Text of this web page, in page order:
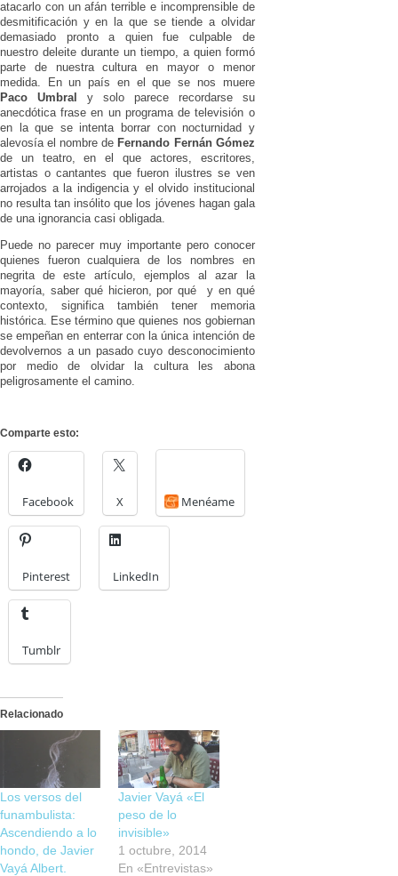
atacarlo con un afán terrible e incomprensible de
desmitificación y en la que se tiende a olvidar
demasiado pronto a quien fue culpable de
nuestro deleite durante un tiempo, a quien formó
parte de nuestra cultura en mayor o menor
medida. En un país en el que se nos muere
Paco Umbral
y solo parece recordarse su
anecdótica frase en un programa de televisión o
en la que se intenta borrar con nocturnidad y
alevosía el nombre de Fernando Fernán Gómez
de un teatro, en el que actores, escritores,
artistas o cantantes que fueron ilustres se ven
arrojados a la indigencia y el olvido institucional
no resulta tan insólito que los jóvenes hagan gala
de una ignorancia casi obligada.
Puede no parecer muy importante pero conocer
quienes fueron cualquiera de los nombres en
negrita de este artículo, ejemplos al azar la
mayoría, saber qué hicieron, por qué y en qué
contexto, significa también tener memoria
histórica. Ese término que quienes nos gobiernan
se empeñan en enterrar con la única intención de
devolvernos a un pasado cuyo desconocimiento
por medio de olvidar la cultura les abona
peligrosamente el camino.
Comparte esto:
Facebook X Menéame
Pinterest LinkedIn
Tumblr
Relacionado
Los versos del
funambulista:
Ascendiendo a lo
hondo, de Javier
Vayá Albert.
Javier Vayá «El
peso de lo
invisible»
1 octubre, 2014
En «Entrevistas»